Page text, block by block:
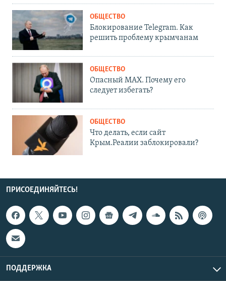
ОБЩЕСТВО
Блокирование Telegram. Как
решить проблему крымчанам
ОБЩЕСТВО
Опасный MAX. Почему его
следует избегать?
ОБЩЕСТВО
Что делать, если сайт
Крым.Реалии заблокировали?
ПРИСОЕДИНЯЙТЕСЬ!
ПОДДЕРЖКА